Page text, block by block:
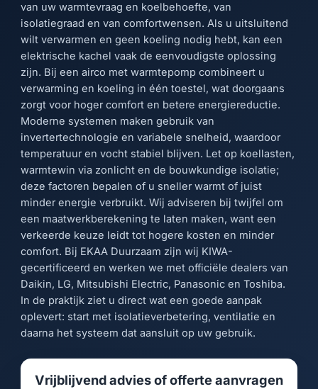
van uw warmtevraag en koelbehoefte, van
isolatiegraad en van comfortwensen. Als u uitsluitend
wilt verwarmen en geen koeling nodig hebt, kan een
elektrische kachel vaak de eenvoudigste oplossing
zijn. Bij een airco met warmtepomp combineert u
verwarming en koeling in één toestel, wat doorgaans
zorgt voor hoger comfort en betere energiereductie.
Moderne systemen maken gebruik van
invertertechnologie en variabele snelheid, waardoor
temperatuur en vocht stabiel blijven. Let op koellasten,
warmtewin via zonlicht en de bouwkundige isolatie;
deze factoren bepalen of u sneller warmt of juist
minder energie verbruikt. Wij adviseren bij twijfel om
een maatwerkberekening te laten maken, want een
verkeerde keuze leidt tot hogere kosten en minder
comfort. Bij EKAA Duurzaam zijn wij KIWA-
gecertificeerd en werken we met officiële dealers van
Daikin, LG, Mitsubishi Electric, Panasonic en Toshiba.
In de praktijk ziet u direct wat een goede aanpak
oplevert: start met isolatieverbetering, ventilatie en
daarna het systeem dat aansluit op uw gebruik.
Vrijblijvend advies of offerte aanvragen